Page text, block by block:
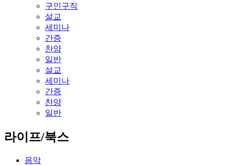
구인구직
설교
세미나
간증
찬양
일반
설교
세미나
간증
찬양
일반
라이프/북스
음악